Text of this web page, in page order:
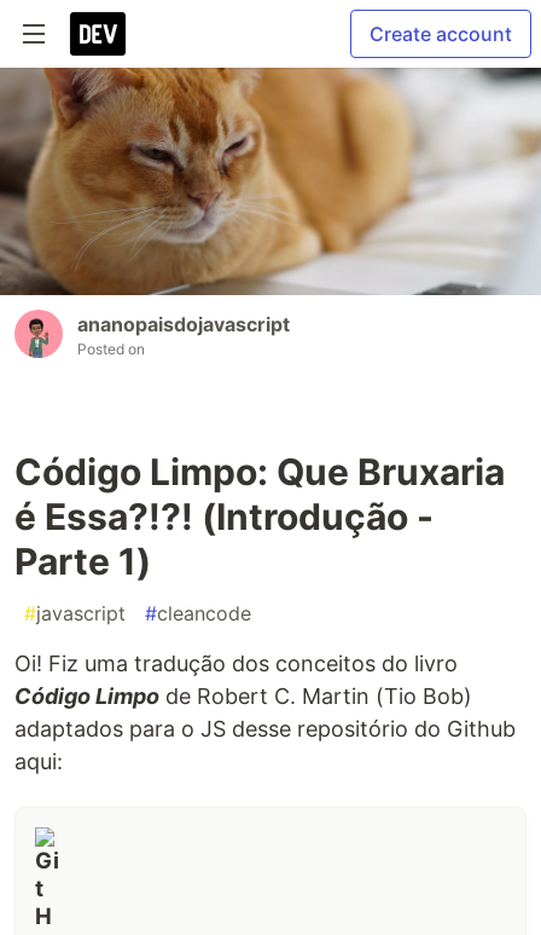
Create account
ananopaisdojavascript
Posted on
Código Limpo: Que Bruxaria
é Essa?!?! (Introdução -
Parte 1)
#javascript #cleancode
Oi! Fiz uma tradução dos conceitos do livro
Código Limpo de Robert C. Martin (Tio Bob)
adaptados para o JS desse repositório do Github
aqui: